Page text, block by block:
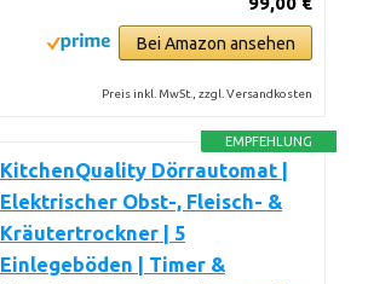
Bei Amazon ansehen
Preis inkl. MwSt., zzgl. Versandkosten
EMPFEHLUNG
KitchenQuality Dörrautomat |
Elektrischer Obst-, Fleisch- &
Kräutertrockner | 5
Einlegeböden | Timer &